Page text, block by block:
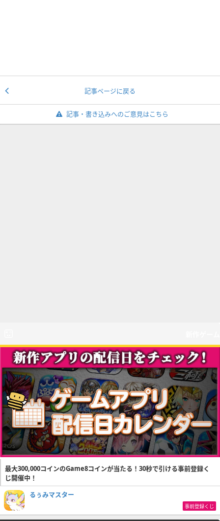
記事ページに戻る
記事・書き込みへのご意見はこちら
最大300,000コインのGame8コインが当たる！30秒で引ける事前登録く
じ開催中！
るぅみマスター
事前登録くじ